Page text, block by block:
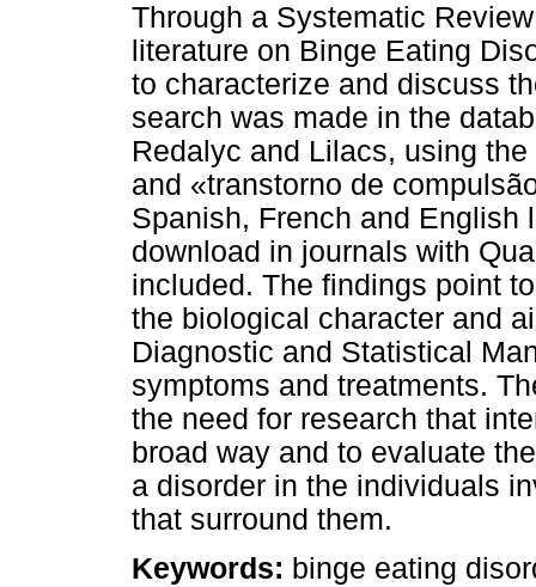
Through a Systematic
literature on Binge Eating
to characterize and discuss
search was made in the
Redalyc and Lilacs, using
and «transtorno de
Spanish, French and English
download in journals with
included. The findings point
the biological character and
Diagnostic and Statistical
symptoms and treatments.
the need for research that
broad way and to evaluate
a disorder in the individuals
that surround them.
Keywords: binge eating